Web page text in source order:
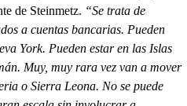
de Steinmetz. “Se trata de
a cuentas bancarias. Pueden
York. Pueden estar en las Islas
Muy, muy rara vez van a mover
o Sierra Leona. No se puede